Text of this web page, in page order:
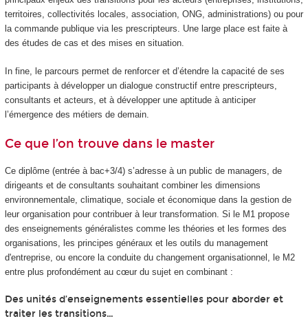
territoires, collectivités locales, association, ONG, administrations) ou pour
la commande publique via les prescripteurs. Une large place est faite à
des études de cas et des mises en situation.
In fine, le parcours permet de renforcer et d’étendre la capacité de ses
participants à développer un dialogue constructif entre prescripteurs,
consultants et acteurs, et à développer une aptitude à anticiper
l’émergence des métiers de demain.
Ce que l’on trouve dans le master
Ce diplôme (entrée à bac+3/4) s’adresse à un public de managers, de
dirigeants et de consultants souhaitant combiner les dimensions
environnementale, climatique, sociale et économique dans la gestion de
leur organisation pour contribuer à leur transformation. Si le M1 propose
des enseignements généralistes comme les théories et les formes des
organisations, les principes généraux et les outils du management
d'entreprise, ou encore la conduite du changement organisationnel, le M2
entre plus profondément au cœur du sujet en combinant :
Des unités d’enseignements essentielles pour aborder et
traiter les transitions…